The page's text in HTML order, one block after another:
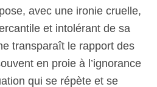
avec une ironie cruelle,
et intolérant de sa
transparaît le rapport des
en proie à l’ignorance
qui se répète et se